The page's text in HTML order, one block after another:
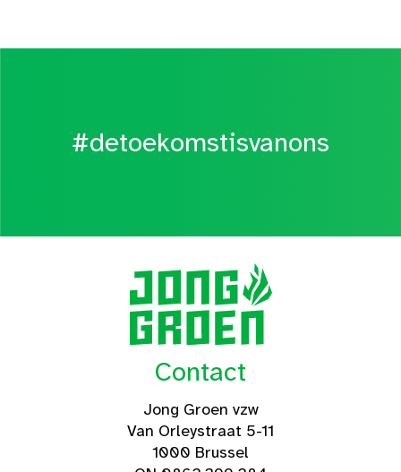
#detoekomstisvanons
Contact
Jong Groen vzw
Van Orleystraat 5-11
1000 Brussel